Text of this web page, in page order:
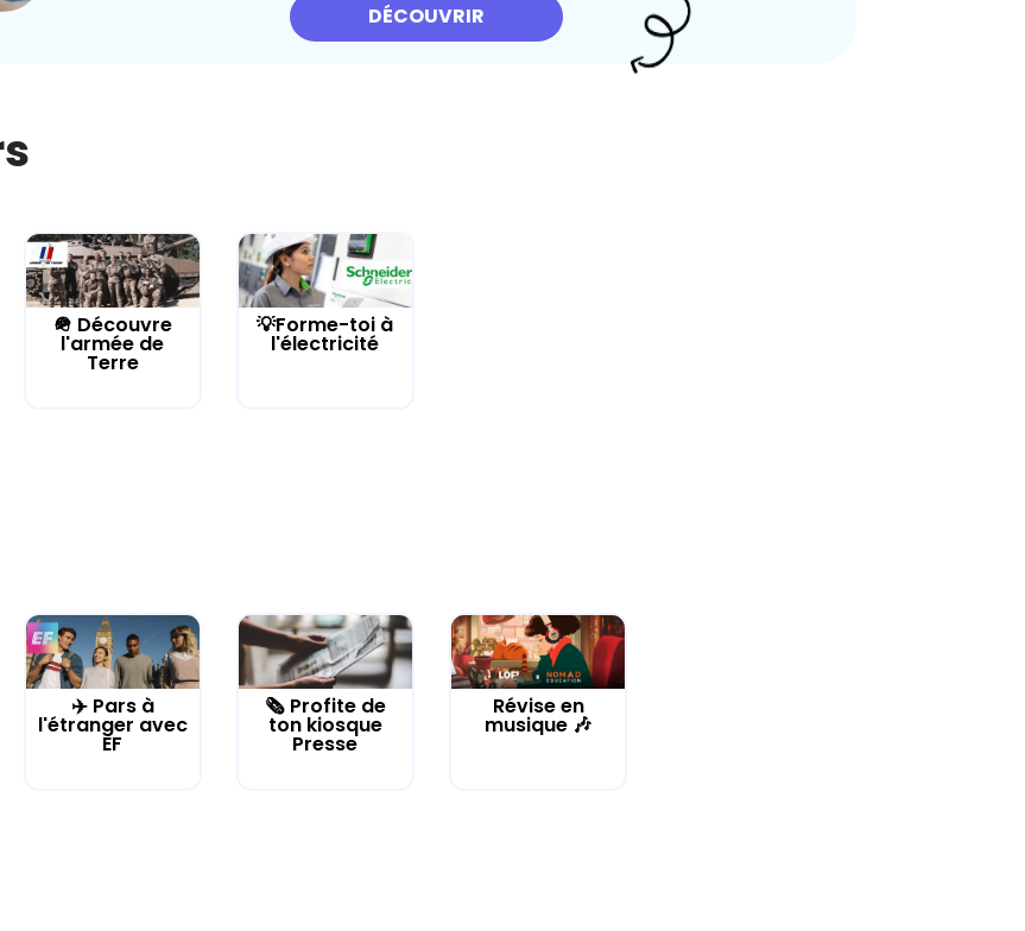
DÉCOUVRIR
🪖 Découvre
l'armée de
Terre
💡Forme-toi à
l'électricité
✈️ Pars à
l'étranger avec
EF
🗞️ Profite de
ton kiosque
Presse
Révise en
musique 🎶